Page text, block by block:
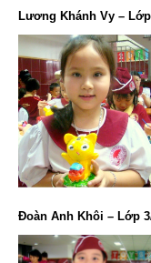
Lương Khánh Vy –
Đoàn Anh Khôi – Lớp